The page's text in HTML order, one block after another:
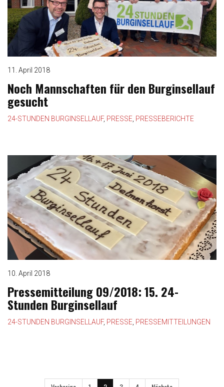
11. April 2018
Noch Mannschaften für den Burginsellauf
gesucht
24-STUNDEN BURGINSELLAUF, PRESSE PRESSEBERICHTE
10. April 2018
Pressemitteilung 09/2018: 15. 24-
Stunden Burginsellauf
24-STUNDEN BURGINSELLAUF, PRESSE PRESSEMITTEILUNGEN